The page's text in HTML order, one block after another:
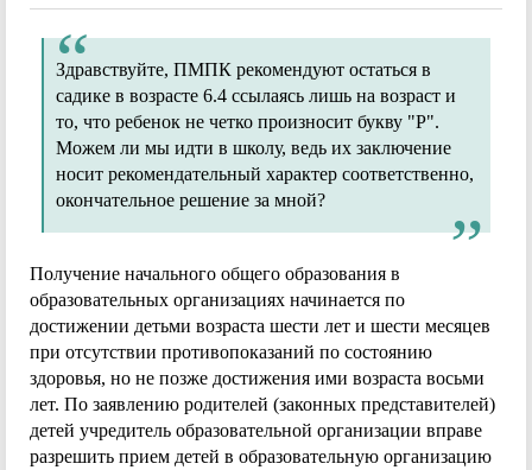
Здравствуйте, ПМПК рекомендуют остаться в
садике в возрасте 6.4 ссылаясь лишь на возраст и
то, что ребенок не четко произносит букву "Р".
Можем ли мы идти в школу, ведь их заключение
носит рекомендательный характер соответственно,
окончательное решение за мной?
Получение начального общего образования в
образовательных организациях начинается по
достижении детьми возраста шести лет и шести месяцев
при отсутствии противопоказаний по состоянию
здоровья, но не позже достижения ими возраста восьми
лет. По заявлению родителей (законных представителей)
детей учредитель образовательной организации вправе
разрешить прием детей в образовательную организацию